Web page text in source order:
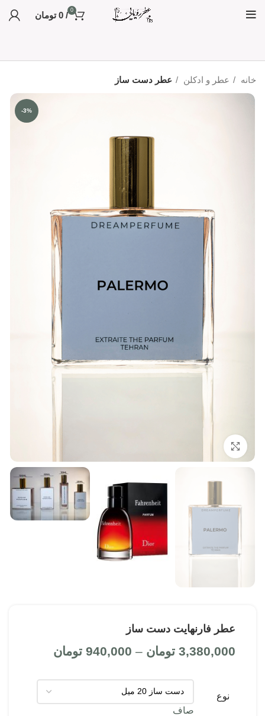
0
/
0 تومان
خانه عطر و ادکلن عطر دست ساز
-3%
عطر فارنهایت دست ساز
3,380,000 تومان –
940,000 تومان
through
3,380,000
نوع
صاف